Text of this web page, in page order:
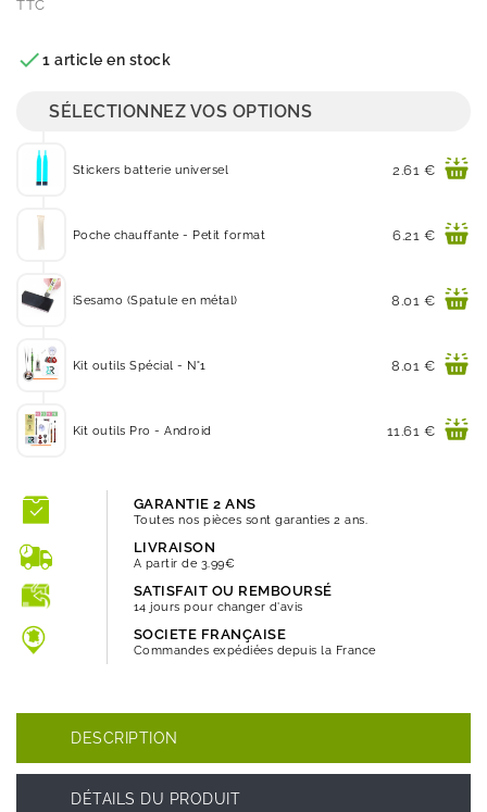
TTC
1 article en stock
SÉLECTIONNEZ VOS OPTIONS
Stickers batterie universel Prix
2.61 €
Poche chauffante - Petit format Prix
6.21 €
iSesamo (Spatule en métal) Prix
8.01 €
Kit outils Spécial - N°1 Prix
8.01 €
Kit outils Pro - Android Prix
11.61 €
GARANTIE 2 ANS
Toutes nos pièces sont garanties 2 ans.
LIVRAISON
A partir de 3.99€
SATISFAIT OU REMBOURSÉ
14 jours pour changer d'avis
SOCIETE FRANÇAISE
Commandes expédiées depuis la France
DESCRIPTION
DÉTAILS DU PRODUIT